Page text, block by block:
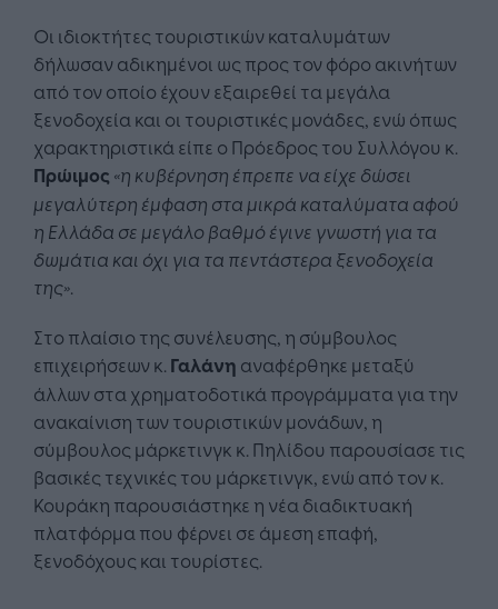
Οι ιδιοκτήτες τουριστικών καταλυμάτων
δήλωσαν αδικημένοι ως προς τον φόρο ακινήτων
από τον οποίο έχουν εξαιρεθεί τα μεγάλα
ξενοδοχεία και οι τουριστικές μονάδες, ενώ όπως
χαρακτηριστικά είπε ο Πρόεδρος του Συλλόγου κ.
Πρώιμος «η κυβέρνηση έπρεπε να είχε δώσει
μεγαλύτερη έμφαση στα μικρά καταλύματα αφού
η Ελλάδα σε μεγάλο βαθμό έγινε γνωστή για τα
δωμάτια και όχι για τα πεντάστερα ξενοδοχεία
της».
Στο πλαίσιο της συνέλευσης, η σύμβουλος
επιχειρήσεων κ. Γαλάνη αναφέρθηκε μεταξύ
άλλων στα χρηματοδοτικά προγράμματα για την
ανακαίνιση των τουριστικών μονάδων, η
σύμβουλος μάρκετινγκ κ. Πηλίδου παρουσίασε τις
βασικές τεχνικές του μάρκετινγκ, ενώ από τον κ.
Κουράκη παρουσιάστηκε η νέα διαδικτυακή
πλατφόρμα που φέρνει σε άμεση επαφή,
ξενοδόχους και τουρίστες.